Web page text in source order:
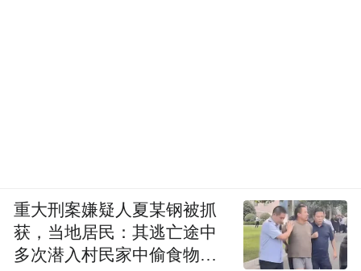
重大刑案嫌疑人夏某钢被抓
获，当地居民：其逃亡途中
多次潜入村民家中偷食物被